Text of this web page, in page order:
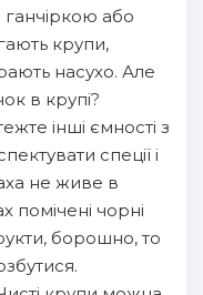
або
крупи,
насухо. Але
в крупі?
інші ємності з
спеції і
не живе в
помічені чорні
борошно, то